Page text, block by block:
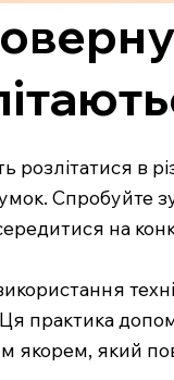
розлітатися в
Спробуйте
на
практика
якорем, який